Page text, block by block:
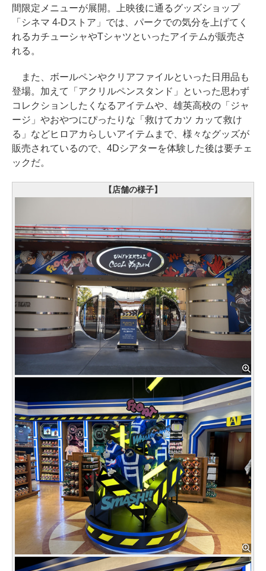
間限定メニューが展開。上映後に通るグッズショップ
「シネマ 4-Dストア」では、パークでの気分を上げてく
れるカチューシャやTシャツといったアイテムが販売さ
れる。
また、ボールペンやクリアファイルといった日用品も
登場。加えて「アクリルペンスタンド」といった思わず
コレクションしたくなるアイテムや、雄英高校の「ジャ
ージ」やおやつにぴったりな「救けてカツ カッて救け
る」などヒロアカらしいアイテムまで、様々なグッズが
販売されているので、4Dシアターを体験した後は要チェ
ックだ。
【店舗の様子】